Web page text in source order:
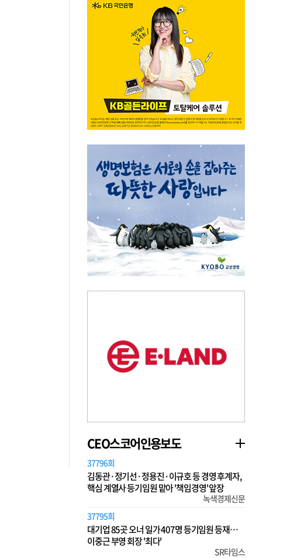
CEO스코어인용보도
37796회
김동관·정기선·정용진·이규호 등 경영 후계자,
핵심 계열사 등기임원 맡아 '책임경영' 앞장
녹색경제신문
37795회
대기업 85곳 오너 일가 407명 등기임원 등재…
이중근 부영 회장 '최다'
SR타임스